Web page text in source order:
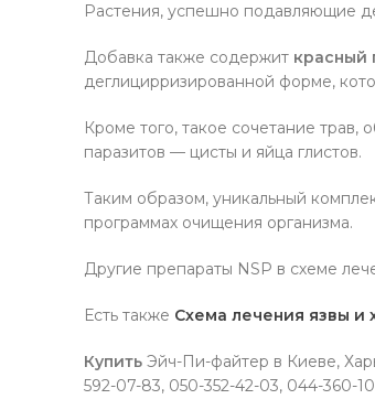
Растения, успешно подавляющие
Добавка также содержит красный
деглицирризированной форме,
Кроме того, такое сочетание трав,
паразитов — цисты и яйца глистов.
Таким образом, уникальный
программах очищения организма.
Другие препараты NSP в схеме
Есть также Схема лечения язвы
Купить Эйч-Пи-файтер в Киеве,
592-07-83, 050-352-42-03, 044-360-